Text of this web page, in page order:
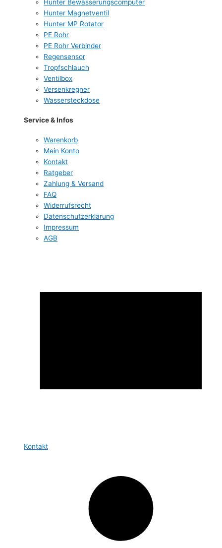
Hunter Bewässerungscomputer
Hunter Magnetventil
Hunter MP Rotator
PE Rohr
PE Rohr Verbinder
Regensensor
Tropfschlauch
Ventilbox
Versenkregner
Wassersteckdose
Service & Infos
Warenkorb
Mein Konto
Kontakt
Ratgeber
Zahlung & Versand
FAQ
Widerrufsrecht
Datenschutzerklärung
Impressum
AGB
Kontakt